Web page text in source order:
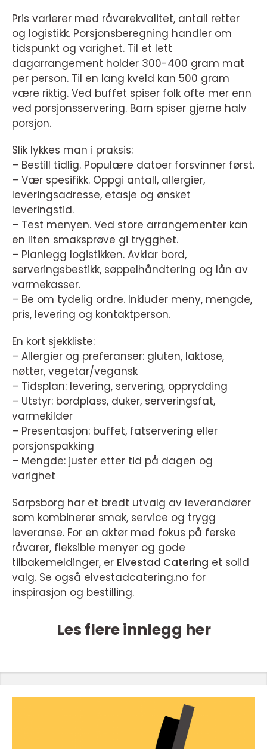
Pris varierer med råvarekvalitet, antall retter
og logistikk. Porsjonsberegning handler om
tidspunkt og varighet. Til et lett
dagarrangement holder 300-400 gram mat
per person. Til en lang kveld kan 500 gram
være riktig. Ved buffet spiser folk ofte mer enn
ved porsjonsservering. Barn spiser gjerne halv
porsjon.
Slik lykkes man i praksis:
– Bestill tidlig. Populære datoer forsvinner først.
– Vær spesifikk. Oppgi antall, allergier,
leveringsadresse, etasje og ønsket
leveringstid.
– Test menyen. Ved store arrangementer kan
en liten smaksprøve gi trygghet.
– Planlegg logistikken. Avklar bord,
serveringsbestikk, søppelhåndtering og lån av
varmekasser.
– Be om tydelig ordre. Inkluder meny, mengde,
pris, levering og kontaktperson.
En kort sjekkliste:
– Allergier og preferanser: gluten, laktose,
nøtter, vegetar/vegansk
– Tidsplan: levering, servering, opprydding
– Utstyr: bordplass, duker, serveringsfat,
varmekilder
– Presentasjon: buffet, fatservering eller
porsjonspakking
– Mengde: juster etter tid på dagen og
varighet
Sarpsborg har et bredt utvalg av leverandører
som kombinerer smak, service og trygg
leveranse. For en aktør med fokus på ferske
råvarer, fleksible menyer og gode
tilbakemeldinger, er Elvestad Catering et solid
valg. Se også elvestadcatering.no for
inspirasjon og bestilling.
Les flere innlegg her